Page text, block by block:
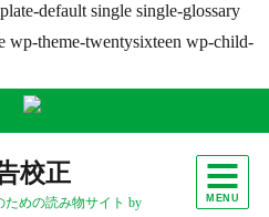
default single single-glossary
wp-theme-twentysixteen wp-child-
めの読み物サイト by
MENU